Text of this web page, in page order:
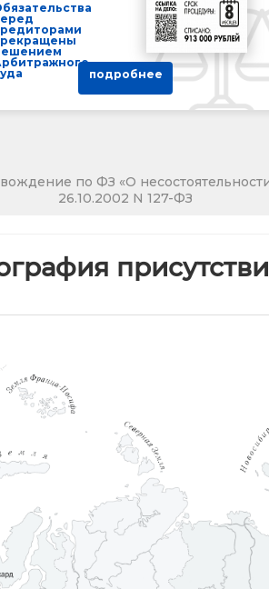
подробнее
по ФЗ «О несостоятельности
26.10.2002 N 127-ФЗ